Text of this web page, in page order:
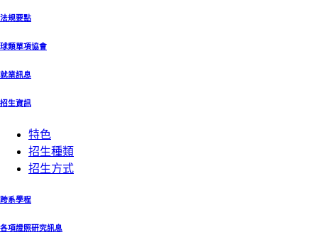
法規要點
球類單項協會
就業訊息
招生資訊
特色
招生種類
招生方式
跨系學程
各項證照研究訊息